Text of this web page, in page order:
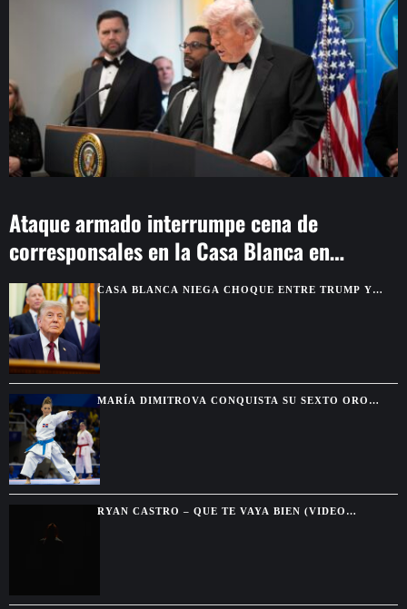
Ataque armado interrumpe cena de
corresponsales en la Casa Blanca en
WashingtonCASA BLANCA NIEGA CHOQUE ENTRE TRUMP Y
HEGSETH POR RESERVAS DE MUNICIONES
MARÍA DIMITROVA CONQUISTA SU SEXTO ORO
CONSECUTIVO Y SE DESPIDE DEL KATA INDIVIDUAL
RYAN CASTRO – QUE TE VAYA BIEN (VIDEO